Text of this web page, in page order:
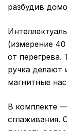
разбудив
(измерение
от перегрева.
ручка делают
магнитные
В комплекте
сглаживания.